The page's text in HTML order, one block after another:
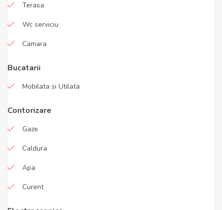
Terasa
Wc serviciu
Camara
Bucatarii
Mobilata si Utilata
Contorizare
Gaze
Caldura
Apa
Curent